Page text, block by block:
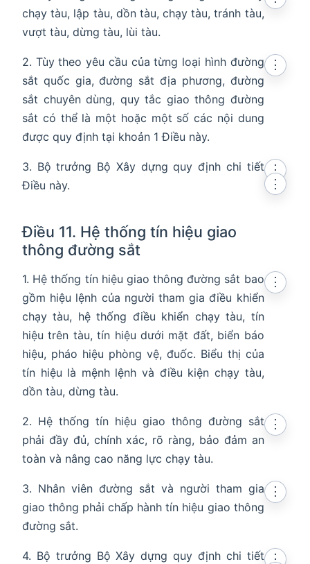
chạy tàu, lập tàu, dồn tàu, chạy tàu, tránh tàu,
vượt tàu, dừng tàu, lùi tàu.
2. Tùy theo yêu cầu của từng loại hình đường
sắt quốc gia, đường sắt địa phương, đường
sắt chuyên dùng, quy tắc giao thông đường
sắt có thể là một hoặc một số các nội dung
được quy định tại khoản 1 Điều này.
⋮
3. Bộ trưởng Bộ Xây dựng quy định chi tiết
Điều này.
⋮
Điều 11. Hệ thống tín hiệu giao
thông đường sắt
⋮
1. Hệ thống tín hiệu giao thông đường sắt bao
gồm hiệu lệnh của người tham gia điều khiển
chạy tàu, hệ thống điều khiển chạy tàu, tín
hiệu trên tàu, tín hiệu dưới mặt đất, biển báo
hiệu, pháo hiệu phòng vệ, đuốc. Biểu thị của
tín hiệu là mệnh lệnh và điều kiện chạy tàu,
dồn tàu, dừng tàu.
⋮
2. Hệ thống tín hiệu giao thông đường sắt
phải đầy đủ, chính xác, rõ ràng, bảo đảm an
toàn và nâng cao năng lực chạy tàu.
⋮
3. Nhân viên đường sắt và người tham gia
giao thông phải chấp hành tín hiệu giao thông
đường sắt.
⋮
4. Bộ trưởng Bộ Xây dựng quy định chi tiết ⋮